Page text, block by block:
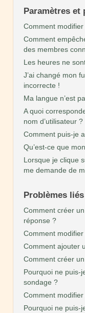
Paramètres et
Comment
Comment
des membres
Les heures ne
J’ai changé mon
incorrecte !
Ma langue n’est
A quoi
nom d’utilisateur ?
Comment puis-je
Qu’est-ce que
Lorsque je clique
me demande de
Problèmes
Comment créer
réponse ?
Comment
Comment ajouter
Comment créer
Pourquoi ne puis-
sondage ?
Comment
Pourquoi ne puis-